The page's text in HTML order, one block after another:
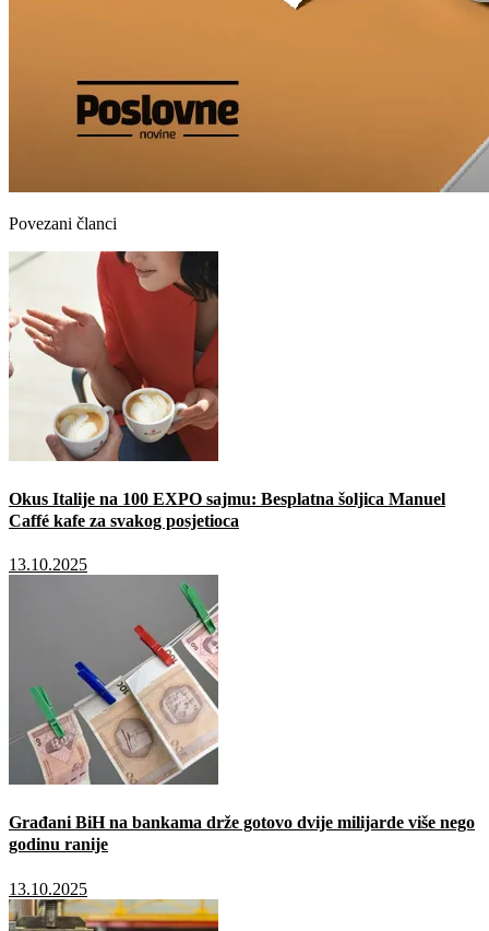
Povezani članci
Okus Italije na 100 EXPO sajmu: Besplatna šoljica Manuel
Caffé kafe za svakog posjetioca
13.10.2025
Građani BiH na bankama drže gotovo dvije milijarde više nego
godinu ranije
13.10.2025